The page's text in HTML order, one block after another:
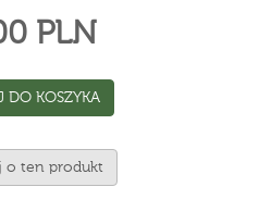
PLN
DO KOSZYKA
o ten produkt